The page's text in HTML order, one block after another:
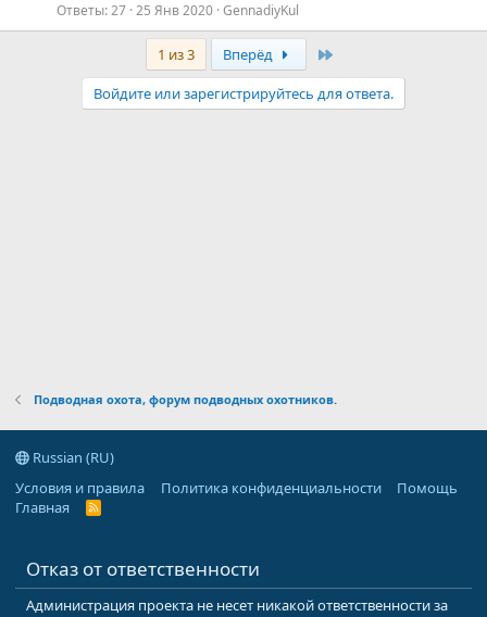
Ответы 27 25 Янв 2020 GennadiyKul
1 из 3 Вперёд
Войдите или зарегистрируйтесь для ответа.
Подводная охота, форум подводных охотников.
Russian (RU)
Условия и правила
Политика конфиденциальности
Помощь
Главная
R
Отказ от ответственности
Администрация проекта не несет никакой ответственности за